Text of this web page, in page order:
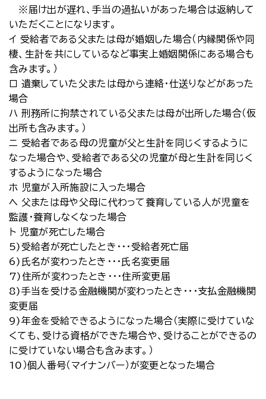
※届け出が遅れ、手当の過払いがあった場合は返納して
いただくことになります。
イ 受給者である父または母が婚姻した場合（内縁関係や同
棲、生計を共にしているなど事実上婚姻関係にある場合も
含みます。）
ロ 遺棄していた父または母から連絡・仕送りなどがあった
場合
ハ 刑務所に拘禁されている父または母が出所した場合（仮
出所も含みます。）
ニ 受給者である母の児童が父と生計を同じくするように
なった場合や、受給者である父の児童が母と生計を同じく
するようになった場合
ホ 児童が入所施設に入った場合
ヘ 父または母や父母に代わって養育している人が児童を
監護・養育しなくなった場合
ト 児童が死亡した場合
5)受給者が死亡したとき・・・受給者死亡届
6)氏名が変わったとき・・・氏名変更届
7)住所が変わったとき・・・住所変更届
8)手当を受ける金融機関が変わったとき・・・支払金融機関
変更届
9)年金を受給できるようになった場合（実際に受けていな
くても、受ける資格ができた場合や、受けることができるの
に受けていない場合も含みます。）
10）個人番号（マイナンバー）が変更となった場合